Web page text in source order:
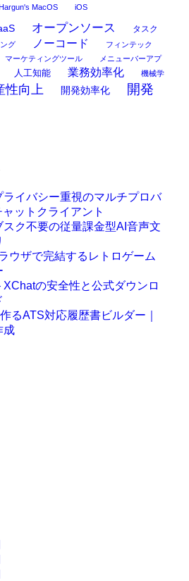
Hargun's MacOS iOS
オープンソース
タスク
グ ノーコード フィンテック
マーケティングツール
メニューバーアプ
人工知能 業務効率化 機械学
性向上 開発効率化
開発
ライバシー重視のマルチプロバ
ットクライアント
スク不要の従量課金型AI音声文
ウザで完結するレトロゲーム
の安全性と公式ダウンロ
るATS対応履歴書ビルダー｜
成